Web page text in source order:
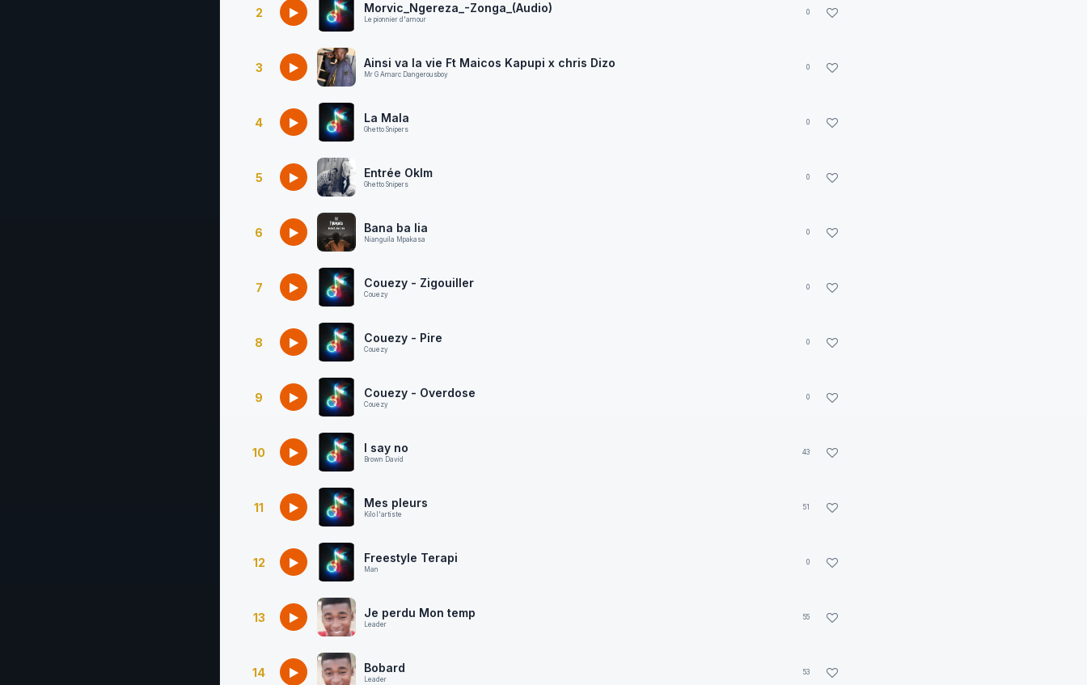
2 Morvic_Ngereza_-Zonga_(Audio)
Le pionnier d'amour
0
3 Ainsi va la vie Ft Maicos Kapupi x chris Dizo
Mr G Amarc Dangerousboy
0
4 La Mala
Ghetto Snipers
0
5 Entrée Oklm
Ghetto Snipers
0
6 Bana ba lia
Nianguila Mpakasa
0
7 Couezy - Zigouiller
Couezy
0
8 Couezy - Pire
Couezy
0
9 Couezy - Overdose
Couezy
0
10 I say no
Brown David
43
11 Mes pleurs
Kilo l'artiste
51
12 Freestyle Terapi
Man
0
13 Je perdu Mon temp
Leader
55
14 Bobard
Leader
53